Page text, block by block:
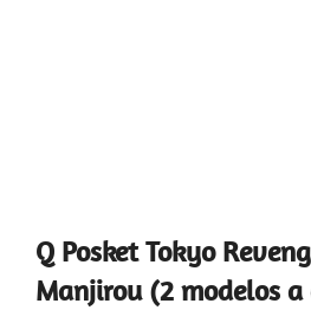
Q Posket Tokyo
Manjirou (2 modelos a